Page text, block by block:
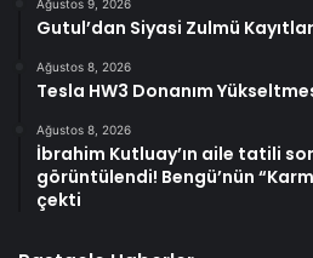
Ağustos 9, 2026
Gutul’dan Siyasi Zulmü
Ağustos 8, 2026
Tesla HW3 Donanım
Ağustos 8, 2026
İbrahim Kutluay’ın aile tatili
görüntülendi! Bengü’nün
çekti